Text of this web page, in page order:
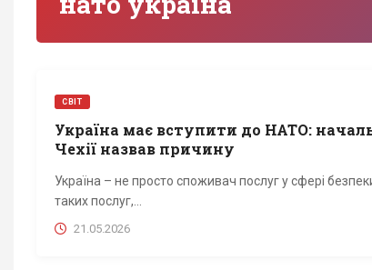
СВІТ
Україна має вступити до НАТО:
Чехії назвав причину
Україна – не просто споживач послуг у сфері
таких послуг,...
21.05.2026